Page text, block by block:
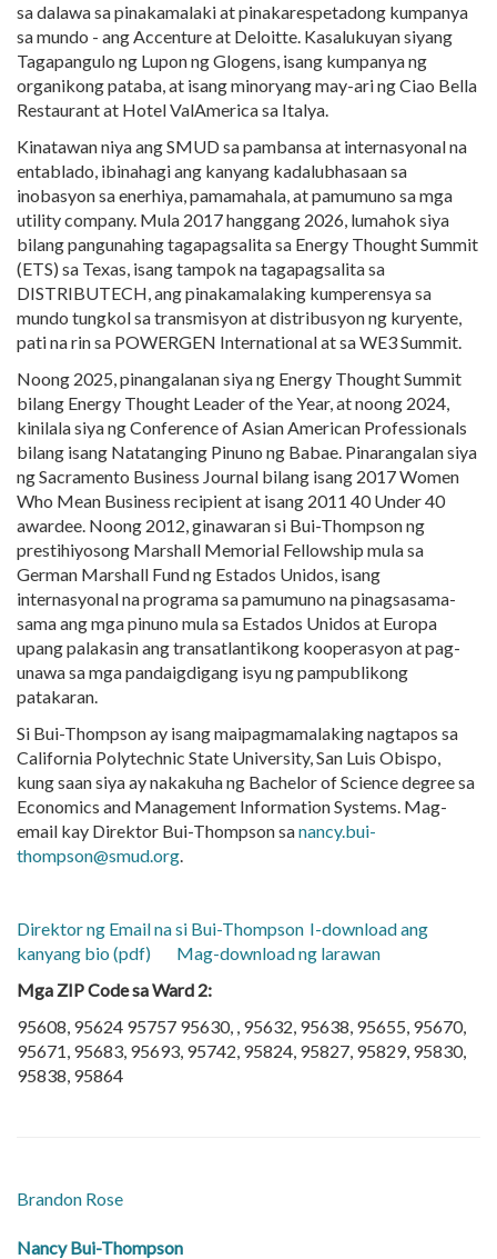
sa dalawa sa pinakamalaki at pinakarespetadong kumpanya
sa mundo - ang Accenture at Deloitte. Kasalukuyan siyang
Tagapangulo ng Lupon ng Glogens, isang kumpanya ng
organikong pataba, at isang minoryang may-ari ng Ciao Bella
Restaurant at Hotel ValAmerica sa Italya.
Kinatawan niya ang SMUD sa pambansa at internasyonal na
entablado, ibinahagi ang kanyang kadalubhasaan sa
inobasyon sa enerhiya, pamamahala, at pamumuno sa mga
utility company. Mula 2017 hanggang 2026, lumahok siya
bilang pangunahing tagapagsalita sa Energy Thought Summit
(ETS) sa Texas, isang tampok na tagapagsalita sa
DISTRIBUTECH, ang pinakamalaking kumperensya sa
mundo tungkol sa transmisyon at distribusyon ng kuryente,
pati na rin sa POWERGEN International at sa WE3 Summit.
Noong 2025, pinangalanan siya ng Energy Thought Summit
bilang Energy Thought Leader of the Year, at noong 2024,
kinilala siya ng Conference of Asian American Professionals
bilang isang Natatanging Pinuno ng Babae. Pinarangalan siya
ng Sacramento Business Journal bilang isang 2017 Women
Who Mean Business recipient at isang 2011 40 Under 40
awardee. Noong 2012, ginawaran si Bui-Thompson ng
prestihiyosong Marshall Memorial Fellowship mula sa
German Marshall Fund ng Estados Unidos, isang
internasyonal na programa sa pamumuno na pinagsasama-
sama ang mga pinuno mula sa Estados Unidos at Europa
upang palakasin ang transatlantikong kooperasyon at pag-
unawa sa mga pandaigdigang isyu ng pampublikong
patakaran.
Si Bui-Thompson ay isang maipagmamalaking nagtapos sa
California Polytechnic State University, San Luis Obispo,
kung saan siya ay nakakuha ng Bachelor of Science degree sa
Economics and Management Information Systems. Mag-
email kay Direktor Bui-Thompson sanancy.bui-
thompson@smud.org.
Direktor ng Email na si Bui-Thompson I-download ang
kanyang bio (pdf)
Mag-download ng larawan
Mga ZIP Code sa Ward 2:
95608, 95624 95757 95630, , 95632, 95638, 95655, 95670,
95671, 95683, 95693, 95742, 95824, 95827, 95829, 95830,
95838, 95864
​Brandon Rose
​Nancy Bui-Thompson